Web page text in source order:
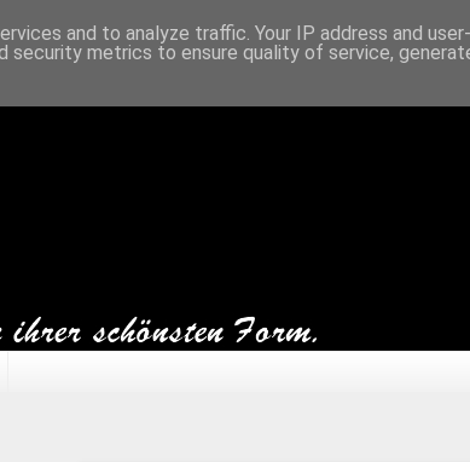
and to analyze traffic. Your IP address and
security metrics to ensure quality of service,